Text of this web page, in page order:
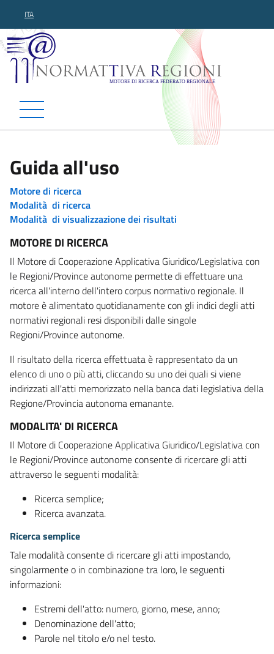
ITA
Normattiva Regioni -
Guida all'uso
Motore di ricerca
Modalità di ricerca
Modalità di visualizzazione dei risultati
MOTORE DI RICERCA
Il Motore di Cooperazione Applicativa Giuridico/Legislativa con
le Regioni/Province autonome permette di effettuare una
ricerca all'interno dell'intero corpus normativo regionale. Il
motore è alimentato quotidianamente con gli indici degli atti
normativi regionali resi disponibili dalle singole
Regioni/Province autonome.
Il risultato della ricerca effettuata è rappresentato da un
elenco di uno o più atti, cliccando su uno dei quali si viene
indirizzati all'atti memorizzato nella banca dati legislativa della
Regione/Provincia autonoma emanante.
MODALITA' DI RICERCA
Il Motore di Cooperazione Applicativa Giuridico/Legislativa con
le Regioni/Province autonome consente di ricercare gli atti
attraverso le seguenti modalità:
Ricerca semplice;
Ricerca avanzata.
Ricerca semplice
Tale modalità consente di ricercare gli atti impostando,
singolarmente o in combinazione tra loro, le seguenti
informazioni:
Estremi dell'atto: numero, giorno, mese, anno;
Denominazione dell'atto;
Parole nel titolo e/o nel testo.